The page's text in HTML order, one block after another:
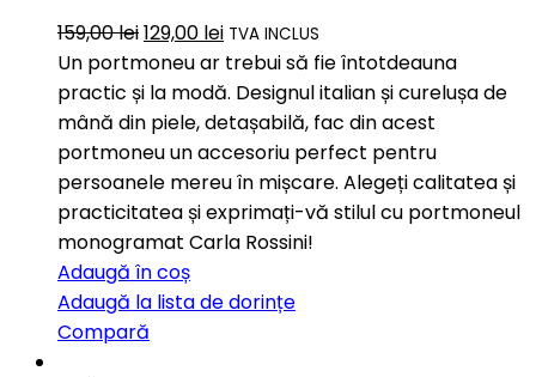
159,00lei129,00 lei TVA INCLUS
Un portmoneu ar trebui să fie întotdeauna
practic și la modă. Designul italian și curelușa de
mână din piele, detașabilă, fac din acest
portmoneu un accesoriu perfect pentru
persoanele mereu în mișcare. Alegeți calitatea și
practicitatea și exprimați-vă stilul cu portmoneul
monogramat Carla Rossini!
Adaugă în coș
Adaugă la lista de dorințe
Compară